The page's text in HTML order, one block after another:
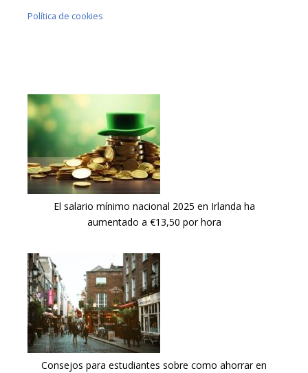
Política de cookies
El salario mínimo nacional 2025 en Irlanda ha
aumentado a €13,50 por hora
Consejos para estudiantes sobre como ahorrar en